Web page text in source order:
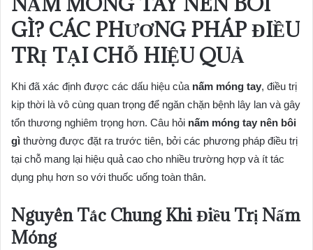
GÌ? CÁC PHƯƠNG PHÁP ĐIỀU
TRỊ TẠI CHỖ HIỆU QUẢ
Khi đã xác định được các dấu hiệu của nấm móng tay, điều trị
kịp thời là vô cùng quan trọng để ngăn chặn bệnh lây lan và gây
tổn thương nghiêm trọng hơn. Câu hỏi nấm móng tay nên bôi
gì thường được đặt ra trước tiên, bởi các phương pháp điều trị
tại chỗ mang lại hiệu quả cao cho nhiều trường hợp và ít tác
dụng phụ hơn so với thuốc uống toàn thân.
Nguyên Tắc Chung Khi Điều Trị Nấm
Móng